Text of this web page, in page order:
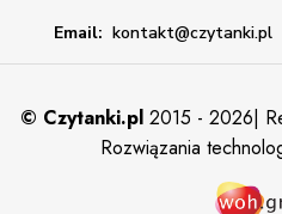
Email: kontakt@czytanki.pl
© Czytanki.pl 2015 - 2026|
Rozwiązania